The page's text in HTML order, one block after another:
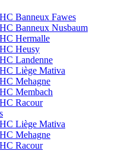
Banneux Fawes
Banneux Nusbaum
Hermalle
Heusy
Landenne
Liège Mativa
Mehagne
Membach
Racour
Liège Mativa
Mehagne
Racour